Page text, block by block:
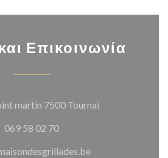
Επικοινωνία
martin 7500 Tournai((ανοίγει σε
069 58 02 70